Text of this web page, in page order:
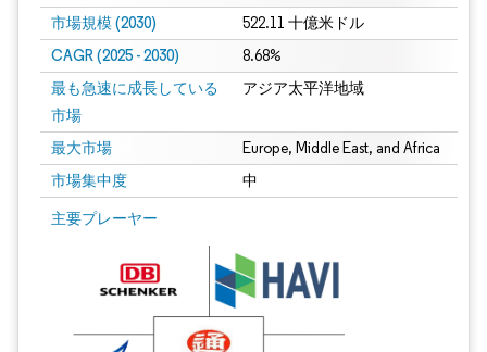
市場規模 (2030) 522.11 十億米ドル
CAGR (2025 - 2030) 8.68%
最も急速に成長している
市場
アジア太平洋地域
最大市場 Europe, Middle East, and Africa
市場集中度 中
主要プレーヤー